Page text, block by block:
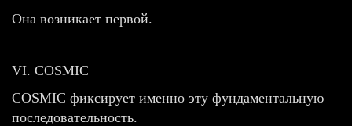
Она возникает первой.
VI. COSMIC
COSMIC фиксирует именно эту фундаментальную
последовательность.